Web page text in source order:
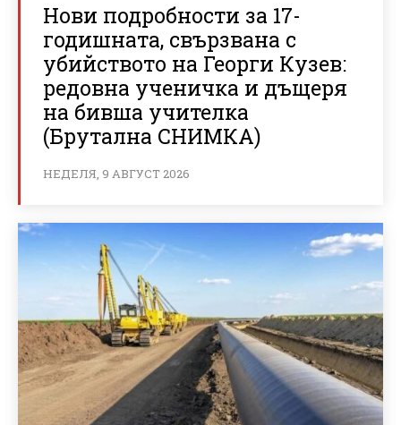
Нови подробности за 17-
годишната, свързвана с
убийството на Георги Кузев:
редовна ученичка и дъщеря
на бивша учителка
(Брутална СНИМКА)
НЕДЕЛЯ, 9 АВГУСТ 2026